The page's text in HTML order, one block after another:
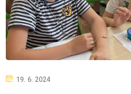
P
19. 6. 2024